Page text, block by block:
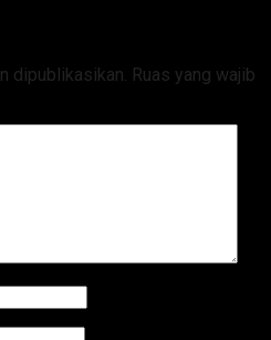
dipublikasikan. Ruas yang wajib